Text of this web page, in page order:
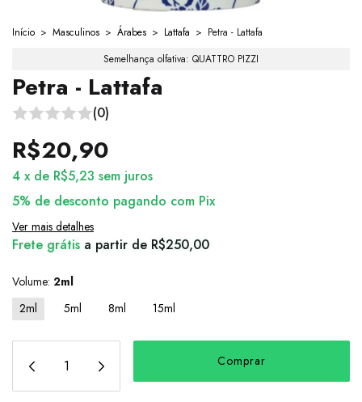
Início > Masculinos > Árabes > Lattafa > Petra - Lattafa
Semelhança olfativa: QUATTRO PIZZI
Petra - Lattafa
(0)
R$20,90
4 x de R$5,23 sem juros
5% de desconto pagando com Pix
Ver mais detalhes
Frete grátis a partir de R$250,00
Volume: 2ml
2ml
5ml 8ml 15ml